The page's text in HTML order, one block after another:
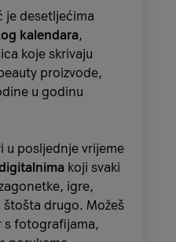
je desetljećima
kalendara,
koje skrivaju
proizvode,
u godinu
u posljednje vrijeme
koji svaki
igre,
štošta drugo. Možeš
s fotografijama,